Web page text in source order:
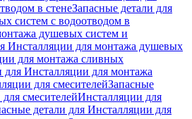
в стенеЗапасные детали для
систем с водоотводом в
душевых систем и
Инсталляции для монтажа душевых
для монтажа сливных
для Инсталляции для монтажа
для смесителейЗапасные
смесителейИнсталляции для
детали для Инсталляции для